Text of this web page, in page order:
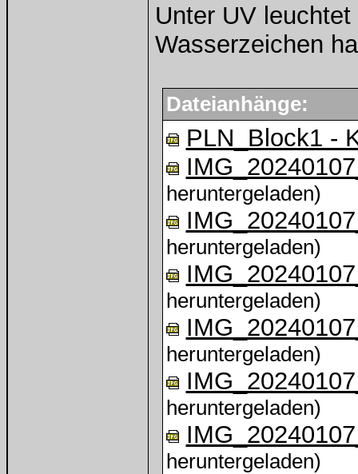
Unter UV
Wasserzeichen
Dateianhänge:
PLN_Block1 -
heruntergeladen)
heruntergeladen)
heruntergeladen)
heruntergeladen)
heruntergeladen)
heruntergeladen)